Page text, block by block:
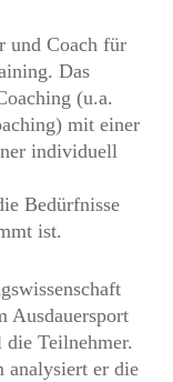
und Coach für
Das
(u.a.
mit einer
individuell
Bedürfnisse
ist.
Ausdauersport
Teilnehmer.
analysiert er die